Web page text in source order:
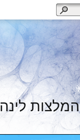
המלצות לינה